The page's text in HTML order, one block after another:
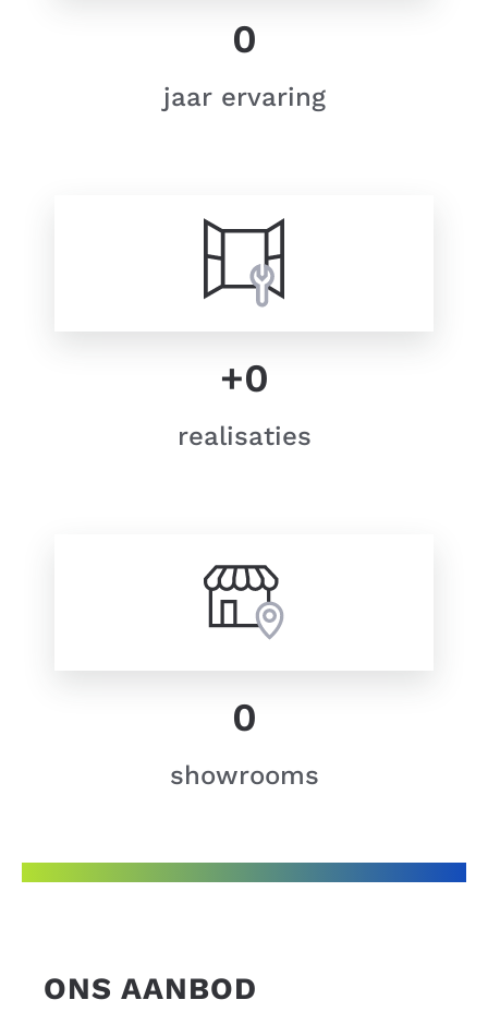
jaar ervaring
0
realisaties
+0
showrooms
0
ONS AANBOD